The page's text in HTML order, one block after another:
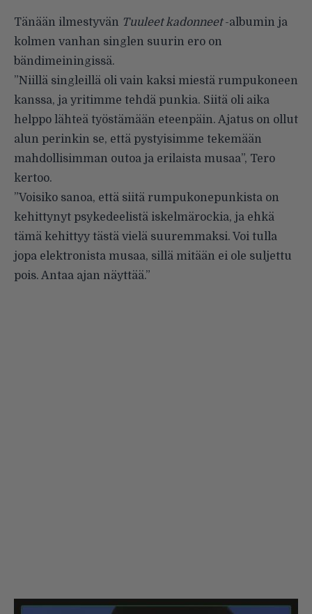
Tänään ilmestyvän Tuuleet kadonneet-albumin ja
kolmen vanhan singlen suurin ero on
bändimeiningissä.
”Niillä singleillä oli vain kaksi miestä rumpukoneen
kanssa, ja yritimme tehdä punkia. Siitä oli aika
helppo lähteä työstämään eteenpäin. Ajatus on ollut
alun perinkin se, että pystyisimme tekemään
mahdollisimman outoa ja erilaista musaa”, Tero
kertoo.
”Voisiko sanoa, että siitä rumpukonepunkista on
kehittynyt psykedeelistä iskelmärockia, ja ehkä
tämä kehittyy tästä vielä suuremmaksi. Voi tulla
jopa elektronista musaa, sillä mitään ei ole suljettu
pois. Antaa ajan näyttää.”